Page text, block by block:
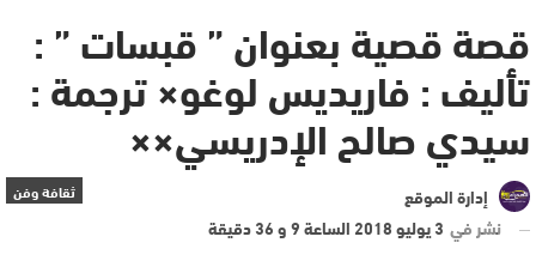
قصة قصية بعنوان ” قبسات ” :
تأليف : فاريديس لوغو× ترجمة :
سيدي صالح الإدريسي××
ثقافة وفن
إدارة الموقع
نشر في 3 يوليو 2018 الساعة 9 و 36 دقيقة